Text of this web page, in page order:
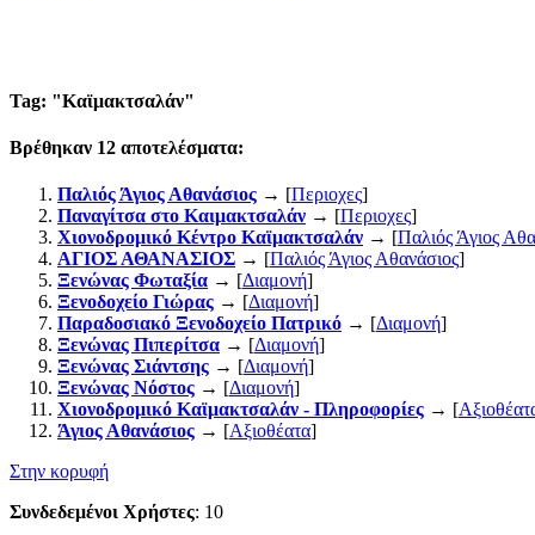
Tag: "Καϊμακτσαλάν"
Βρέθηκαν 12 αποτελέσματα:
Παλιός Άγιος Αθανάσιος → [Περιοχες]
Παναγίτσα στο Καιμακτσαλάν → [Περιοχες]
Χιονοδρομικό Κέντρο Καϊμακτσαλάν → [Παλιός Άγιος
ΑΓΙΟΣ ΑΘΑΝΑΣΙΟΣ → [Παλιός Άγιος Αθανάσιος]
Ξενώνας Φωταξία → [Διαμονή]
Ξενοδοχείο Γιώρας → [Διαμονή]
Παραδοσιακό Ξενοδοχείο Πατρικό → [Διαμονή]
Ξενώνας Πιπερίτσα → [Διαμονή]
Ξενώνας Σιάντσης → [Διαμονή]
Ξενώνας Νόστος → [Διαμονή]
Χιονοδρομικό Καϊμακτσαλάν - Πληροφορίες → [
Άγιος Αθανάσιος → [Αξιοθέατα]
Στην κορυφή
Συνδεδεμένοι Χρήστες: 10